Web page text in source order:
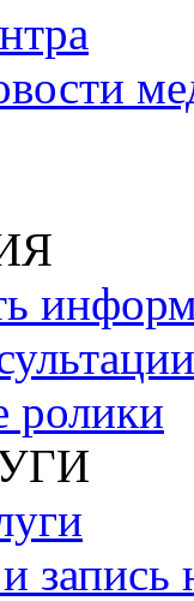
ролики
запись